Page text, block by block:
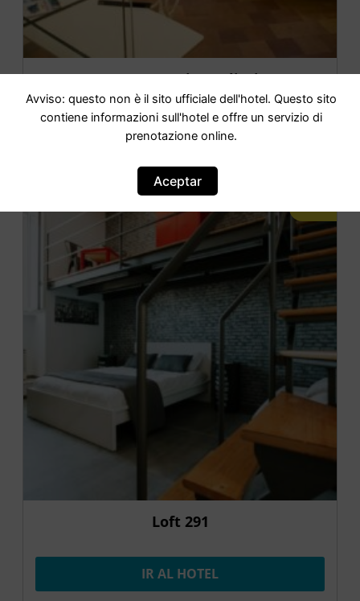
La Corte Dei Cavalieri
IR AL HOTEL
Loft 291
IR AL HOTEL
Avviso: questo non è il sito ufficiale dell'hotel. Questo sito
contiene informazioni sull'hotel e offre un servizio di
prenotazione online.
Aceptar